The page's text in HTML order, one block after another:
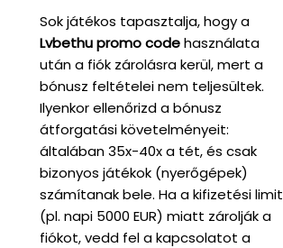
Sok játékos tapasztalja, hogy a
Lvbethu promo codehasználata
után a fiók zárolásra kerül, mert a
bónusz feltételei nem teljesültek.
Ilyenkor ellenőrizd a bónusz
átforgatási követelményeit:
általában 35x-40x a tét, és csak
bizonyos játékok (nyerőgépek)
számítanak bele. Ha a kifizetési limit
(pl. napi 5000 EUR) miatt zárolják a
fiókot, vedd fel a kapcsolatot a